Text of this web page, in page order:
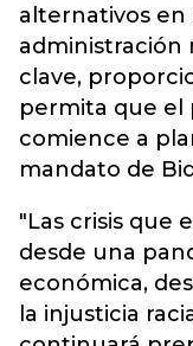
alternativos en
administración
clave,
permita que el
comience a
mandato de
"Las crisis que
desde una
económica,
la injusticia